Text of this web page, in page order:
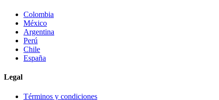
Colombia
México
Argentina
Perú
Chile
España
Legal
Términos y condiciones